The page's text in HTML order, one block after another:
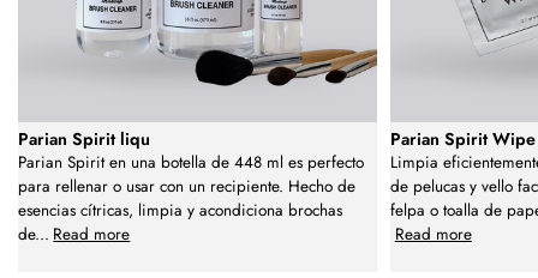
Parian Spirit liqu
Parian Spirit en una botella de 448 ml es perfecto
para rellenar o usar con un recipiente. Hecho de
esencias cítricas, limpia y acondiciona brochas
de... Read more
Parian Spirit Wipe
Limpia
de pelucas y vello
felpa o toalla de
Read more